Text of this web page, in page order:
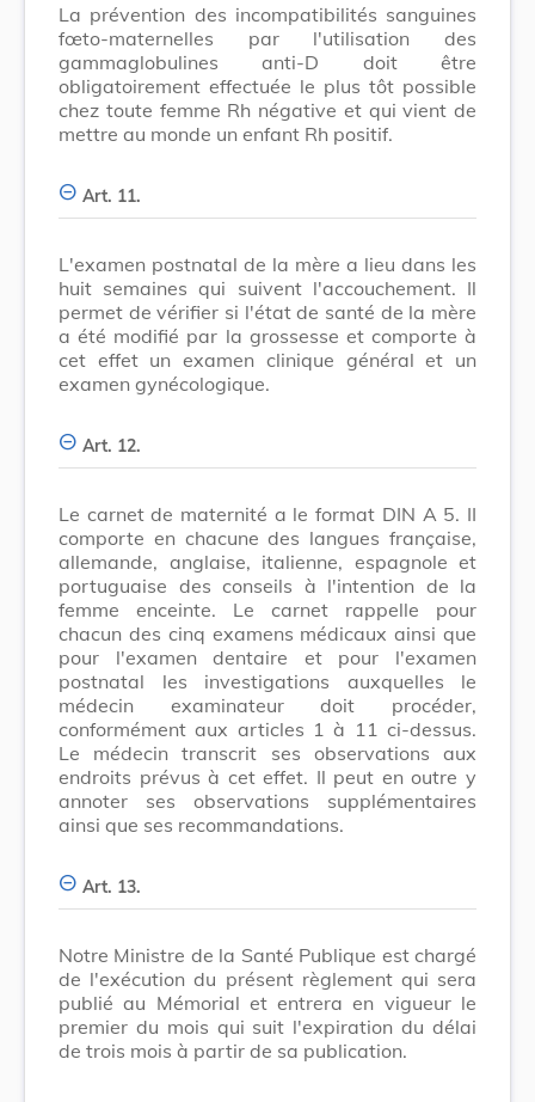
La prévention des incompatibilités sanguines
fœto-maternelles par l'utilisation des
gammaglobulines anti-D doit être
obligatoirement effectuée le plus tôt possible
chez toute femme Rh négative et qui vient de
mettre au monde un enfant Rh positif.
Art. 11.
L'examen postnatal de la mère a lieu dans les
huit semaines qui suivent l'accouchement. Il
permet de vérifier si l'état de santé de la mère
a été modifié par la grossesse et comporte à
cet effet un examen clinique général et un
examen gynécologique.
Art. 12.
Le carnet de maternité a le format DIN A 5. II
comporte en chacune des langues française,
allemande, anglaise, italienne, espagnole et
portuguaise des conseils à l'intention de la
femme enceinte. Le carnet rappelle pour
chacun des cinq examens médicaux ainsi que
pour l'examen dentaire et pour l'examen
postnatal les investigations auxquelles le
médecin examinateur doit procéder,
conformément aux articles 1 à 11 ci-dessus.
Le médecin transcrit ses observations aux
endroits prévus à cet effet. Il peut en outre y
annoter ses observations supplémentaires
ainsi que ses recommandations.
Art. 13.
Notre Ministre de la Santé Publique est chargé
de l'exécution du présent règlement qui sera
publié au Mémorial et entrera en vigueur le
premier du mois qui suit l'expiration du délai
de trois mois à partir de sa publication.